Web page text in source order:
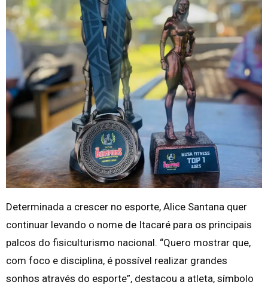
Determinada a crescer no esporte, Alice Santana quer
continuar levando o nome de Itacaré para os principais
palcos do fisiculturismo nacional. “Quero mostrar que,
com foco e disciplina, é possível realizar grandes
sonhos através do esporte”, destacou a atleta, símbolo